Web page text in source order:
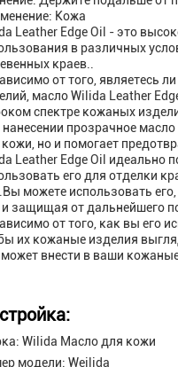
Кожа
Leather Edge Oil - это
в различных
краев..
от того, являетесь
масло Wilida Leather
спектре кожаных
прозрачное
но и помогает
Leather Edge Oil идеально
его для отделки
можете использовать
защищая от дальнейшего
от того, как вы его
их кожаные изделия
внести в ваши
Wilida Масло для кожи
модели: Weilida